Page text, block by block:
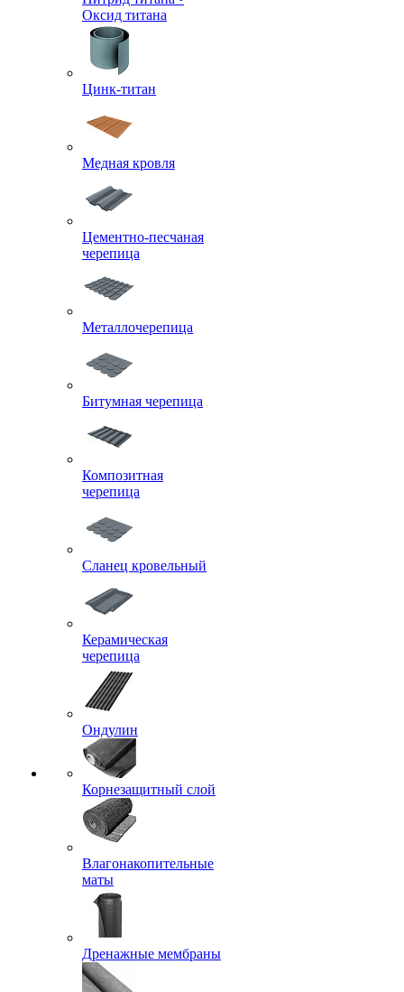
Оксид титана
Цинк-титан
Медная кровля
Цементно-песчаная
черепица
Металлочерепица
Битумная черепица
Композитная
черепица
Сланец кровельный
Керамическая
черепица
Ондулин
Корнезащитный слой
Влагонакопительные
маты
Дренажные мембраны